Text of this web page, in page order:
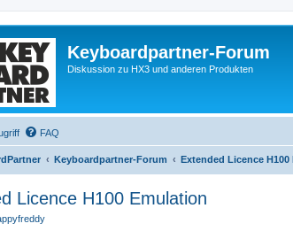
Keyboardpartner-Forum
Diskussion zu HX3 und anderen Produkten
FAQ
Keyboardpartner-Forum Extended Licence H100
Licence H100 Emulation